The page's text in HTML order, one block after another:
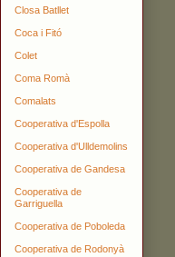
Closa Batllet
Coca i Fitó
Colet
Coma Romà
Comalats
Cooperativa d'Espolla
Cooperativa d'Ulldemolins
Cooperativa de Gandesa
Cooperativa de
Garriguella
Cooperativa de Poboleda
Cooperativa de Rodonyà